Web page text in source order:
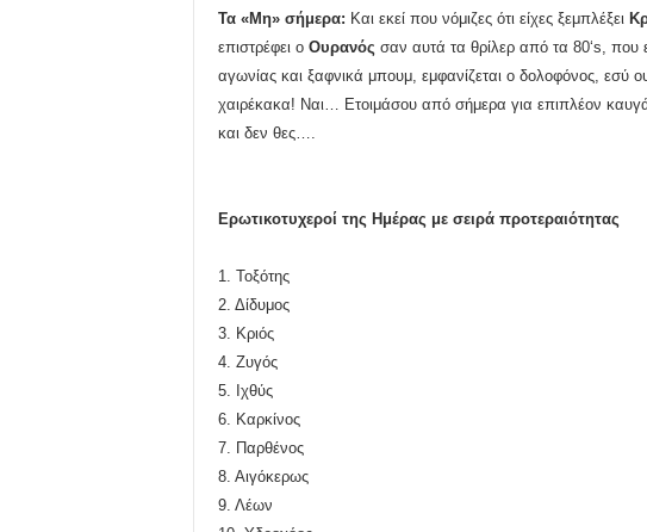
Τα «Μη» σήμερα: Και εκεί που νόμιζες ότι είχες ξεμπλέξει
επιστρέφει ο Ουρανός σαν αυτά τα θρίλερ από τα 80‘s, που
αγωνίας και ξαφνικά μπουμ, εμφανίζεται ο δολοφόνος, εσύ
χαιρέκακα! Ναι… Ετοιμάσου από σήμερα για επιπλέον
και δεν θες….
Ερωτικοτυχεροί της Ημέρας με σειρά προτεραιότητας
1. Τοξότης
2. Δίδυμος
3. Κριός
4. Ζυγός
5. Ιχθύς
6. Καρκίνος
7. Παρθένος
8. Αιγόκερως
9. Λέων